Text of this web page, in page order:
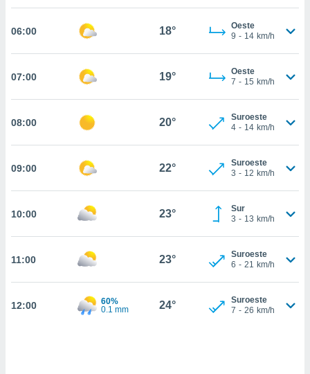
la
ya sean
nuestros
como
CONFIGURACIÓN
06:00 18°
Oeste
9 - 14 km/h
07:00 19°
Oeste
7 - 15 km/h
08:00 20°
Suroeste
4 - 14 km/h
09:00 22°
Suroeste
3 - 12 km/h
10:00 23°
Sur
3 - 13 km/h
11:00 23°
Suroeste
6 - 21 km/h
12:00
60%
0.1 mm
24°
Suroeste
7 - 26 km/h